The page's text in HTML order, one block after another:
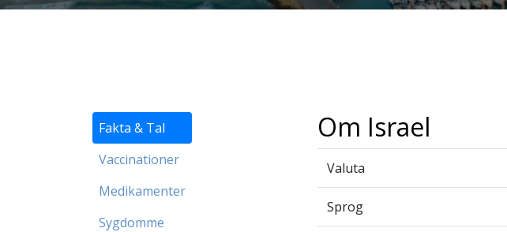
Fakta & Tal
Vaccinationer
Medikamenter
Sygdomme
Om Israel
Valuta
Sprog